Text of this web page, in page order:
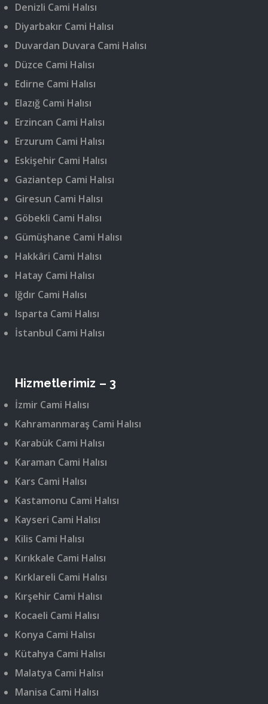
Denizli Cami Halısı
Diyarbakır Cami Halısı
Duvardan Duvara Cami Halısı
Düzce Cami Halısı
Edirne Cami Halısı
Elazığ Cami Halısı
Erzincan Cami Halısı
Erzurum Cami Halısı
Eskişehir Cami Halısı
Gaziantep Cami Halısı
Giresun Cami Halısı
Göbekli Cami Halısı
Gümüşhane Cami Halısı
Hakkâri Cami Halısı
Hatay Cami Halısı
Iğdır Cami Halısı
Isparta Cami Halısı
İstanbul Cami Halısı
Hizmetlerimiz – 3
İzmir Cami Halısı
Kahramanmaraş Cami Halısı
Karabük Cami Halısı
Karaman Cami Halısı
Kars Cami Halısı
Kastamonu Cami Halısı
Kayseri Cami Halısı
Kilis Cami Halısı
Kırıkkale Cami Halısı
Kırklareli Cami Halısı
Kırşehir Cami Halısı
Kocaeli Cami Halısı
Konya Cami Halısı
Kütahya Cami Halısı
Malatya Cami Halısı
Manisa Cami Halısı